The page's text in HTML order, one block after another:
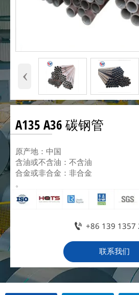
‹
A135 A36 碳钢管
原产地：中国
含油或不含油：不含油
合金或非合金：非合金
。
 +86 139 1357
联系我们